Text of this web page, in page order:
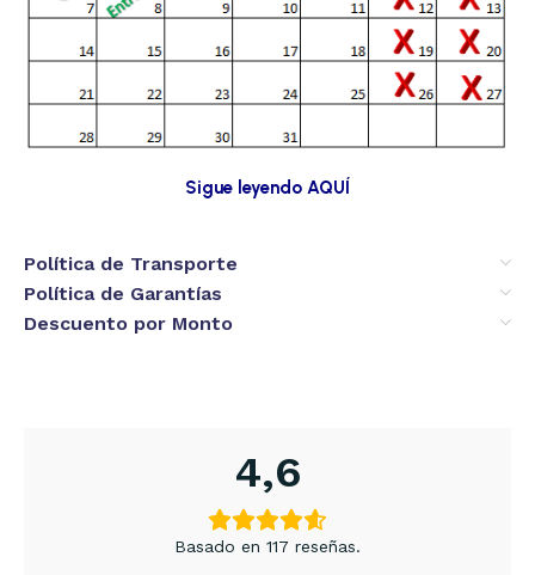
Sigue leyendo AQUÍ
Política de Transporte
Política de Garantías
Descuento por Monto
4,6
Basado en 117 reseñas.